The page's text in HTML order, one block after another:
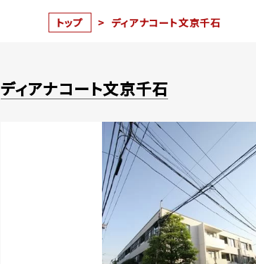
トップ > ディアナコート文京千石
ディアナコート文京千石